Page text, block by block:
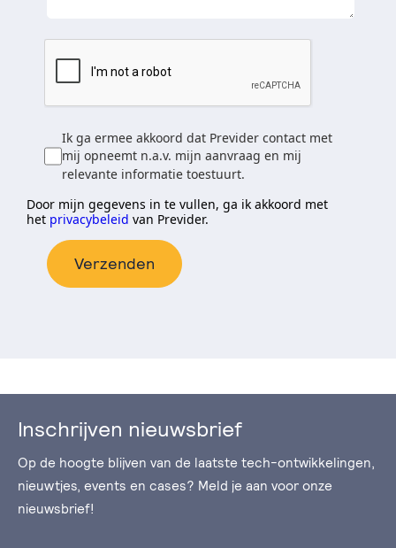
Ik ga ermee akkoord dat Previder contact met
mij opneemt n.a.v. mijn aanvraag en mij
relevante informatie toestuurt.
Door mijn gegevens in te vullen, ga ik akkoord met
het privacybeleid van Previder.
Verzenden
Inschrijven nieuwsbrief
Op de hoogte blijven van de laatste tech-ontwikkelingen,
nieuwtjes, events en cases? Meld je aan voor onze
nieuwsbrief!